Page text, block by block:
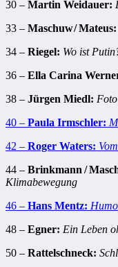
30 – Martin Weidauer:
33 – Maschuw / Mateus:
34 – Riegel: Wo ist
36 – Ella Carina
38 – Jürgen Miedl:
40 – Paula Irmschler:
42 – Roger Waters:
44 – Brinkmann /
Klimabewegung
46 – Hans Mentz:
48 – Egner: Ein Leben
50 – Rattelschneck: